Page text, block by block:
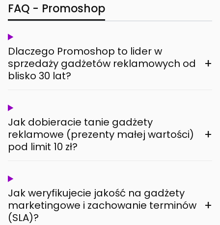
FAQ - Promoshop
Dlaczego Promoshop to lider w
sprzedaży gadżetów reklamowych od
blisko 30 lat?
+
Jak dobieracie tanie gadżety
reklamowe (prezenty małej wartości)
pod limit 10 zł?
+
Jak weryfikujecie jakość na gadżety
marketingowe i zachowanie terminów
(SLA)?
+